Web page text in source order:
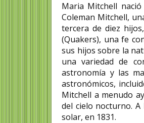
Maria Mitchell
Coleman Mitchell,
tercera de diez
(Quakers), una fe
sus hijos sobre la
una variedad de
astronomía y las
astronómicos,
Mitchell a menudo
del cielo nocturno.​
solar, en 1831.